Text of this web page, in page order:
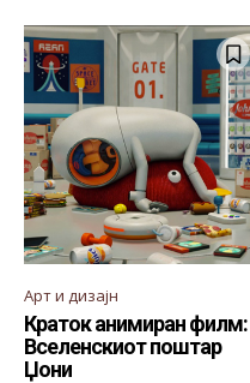
Арт и дизајн
Краток анимиран филм:
Вселенскиот поштар
Џони